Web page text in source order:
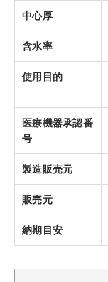
中心厚
含水率
使用目的
医療機器承認番
号
製造販売元
販売元
納期目安